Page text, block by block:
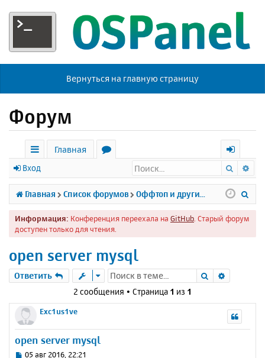
Вернуться на главную страницу
Форум
с
ы
л
к
Главная
р
у
м
х
о
д
Вход Поиск
Главная Список форумов
Информация: Конференция переехала на GitHub . Старый форум
доступен только для чтения.
open server mysql
Ответить Поиск
2 сообщения • Страница 1 из 1
Exc1us1ve
open server mysql
С05 авг 2016, 22:21